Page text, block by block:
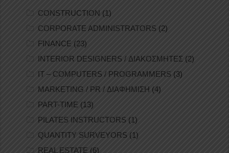
CONSTRUCTION (1)
CORPORATE ADMINISTRATORS (2)
FINANCE (23)
INTERIOR DESIGNERS / ΔΙΑΚΟΣΜΗΤΕΣ (2)
IT – COMPUTERS / PROGRAMMERS (3)
MARKETING / PR / ΔΙΑΦΗΜΙΣΗ (4)
PART-TIME (13)
PILATES INSTRUCTORS (1)
QUANTITY SURVEYORS (1)
REAL ESTATE (6)